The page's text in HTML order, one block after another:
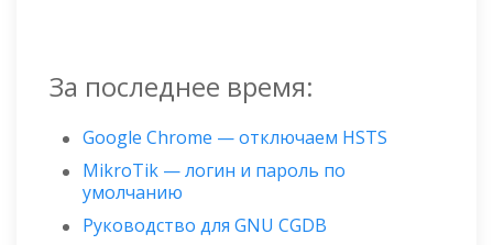
За последнее время:
Google Chrome — отключаем HSTS
MikroTik — логин и пароль по
умолчанию
Руководство для GNU CGDB